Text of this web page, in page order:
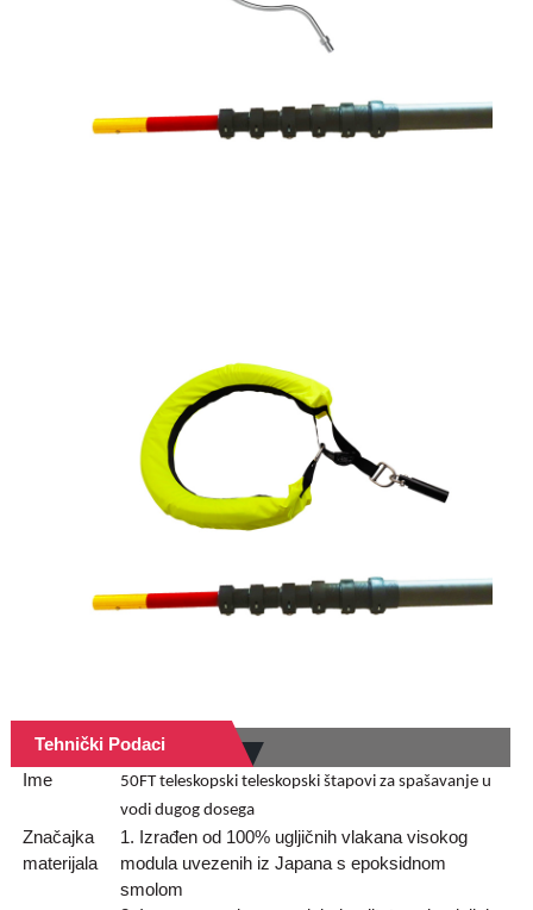
Tehnički Podaci
Ime
50FT teleskopski teleskopski štapovi za spašavanje u
vodi dugog dosega
Značajka
materijala
1. Izrađen od 100% ugljičnih vlakana visokog
modula uvezenih iz Japana s epoksidnom
smolom